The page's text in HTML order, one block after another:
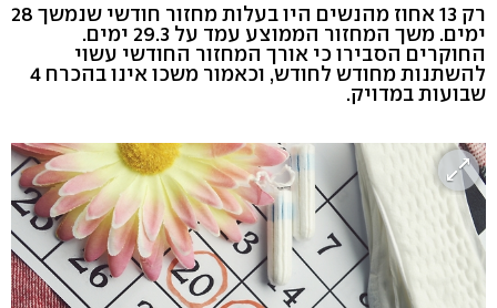
רק 13 אחוז מהנשים היו בעלות מחזור חודשי שנמשך 28
ימים. משך המחזור הממוצע עמד על 29.3 ימים.
החוקרים הסבירו כי אורך המחזור החודשי עשוי
להשתנות מחודש לחודש, וכאמור משכו אינו בהכרח 4
שבועות במדויק.